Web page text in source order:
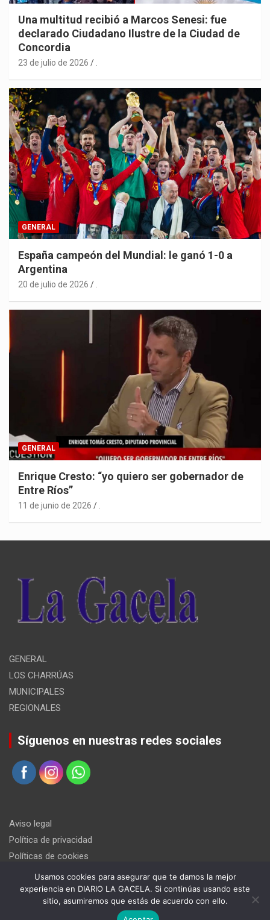
Una multitud recibió a Marcos Senesi: fue
declarado Ciudadano Ilustre de la Ciudad de
Concordia
23 de julio de 2026
GENERAL
España campeón del Mundial: le ganó 1-0 a
Argentina
20 de julio de 2026
GENERAL
Enrique Cresto: “yo quiero ser gobernador de
Entre Ríos”
11 de junio de 2026 .
GENERAL
LOS CHARRÚAS
MUNICIPALES
REGIONALES
Síguenos en nuestras redes sociales
Aviso legal
Política de privacidad
Políticas de cookies
Usamos cookies para asegurar que te damos la mejor
experiencia en DIARIO LA GACELA. Si continúas usando este
sitio, asumiremos que estás de acuerdo con ello.